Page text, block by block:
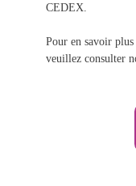
CEDEX.
Pour en savoir plus
veuillez consulter